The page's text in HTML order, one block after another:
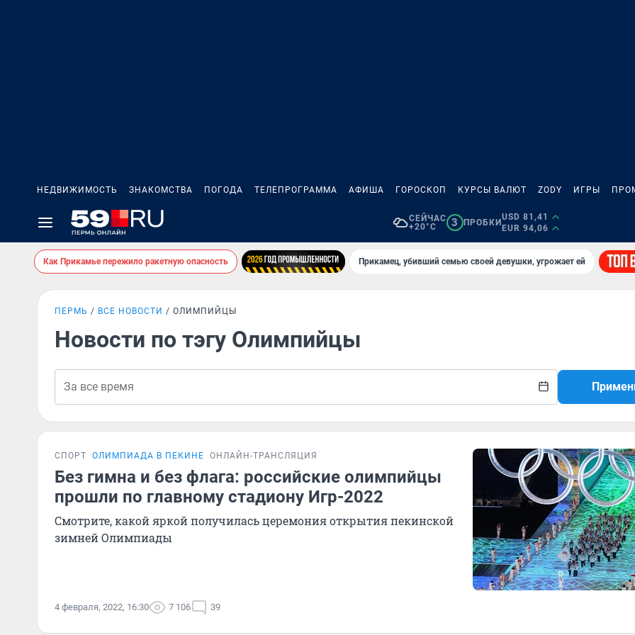
НЕДВИЖИМОСТЬ ЗНАКОМСТВА ПОГОДА ТЕЛЕПРОГРАММА АФИША ГОРОСКОП КУРСЫ ВАЛЮТ ZODY ИГРЫ
СЕЙЧАС
+20°C
3 ПРОБКИ
USD 81,41
EUR 94,06
Как Прикамье пережило ракетную опасность Прикамец, убивший семью своей девушки, угрожает ей
ПЕРМЬ ВСЕ НОВОСТИ ОЛИМПИЙЦЫ
Новости по тэгу Олимпийцы
СПОРТ ОЛИМПИАДА В ПЕКИНЕ ОНЛАЙН-ТРАНСЛЯЦИЯ
Без гимна и без флага: российские олимпийцы
прошли по главному стадиону Игр-2022
Смотрите, какой яркой получилась церемония открытия пекинской
зимней Олимпиады
4 февраля, 2022, 16:30 7 106 39